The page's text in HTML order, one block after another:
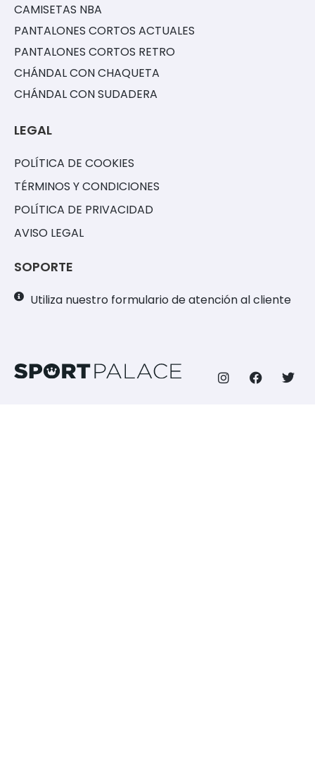
CAMISETAS NBA
PANTALONES CORTOS ACTUALES
PANTALONES CORTOS RETRO
CHÁNDAL CON CHAQUETA
CHÁNDAL CON SUDADERA
LEGAL
POLÍTICA DE COOKIES
TÉRMINOS Y CONDICIONES
POLÍTICA DE PRIVACIDAD
AVISO LEGAL
SOPORTE
Utiliza nuestro formulario de atención al cliente